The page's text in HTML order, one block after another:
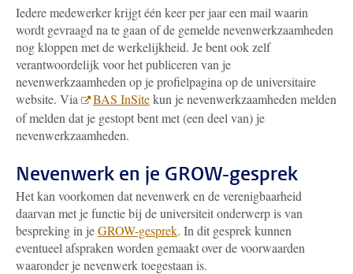
Iedere medewerker krijgt één keer per jaar een mail waarin
wordt gevraagd na te gaan of de gemelde nevenwerkzaamheden
nog kloppen met de werkelijkheid. Je bent ook zelf
verantwoordelijk voor het publiceren van je
nevenwerkzaamheden op je profielpagina op de universitaire
website. Via
BAS InSitekun je nevenwerkzaamheden melden
of melden dat je gestopt bent met (een deel van) je
nevenwerkzaamheden.
Nevenwerk en je GROW-gesprek
Het kan voorkomen dat nevenwerk en de verenigbaarheid
daarvan met je functie bij de universiteit onderwerp is van
bespreking in jeGROW-gesprek. In dit gesprek kunnen
eventueel afspraken worden gemaakt over de voorwaarden
waaronder je nevenwerk toegestaan is.